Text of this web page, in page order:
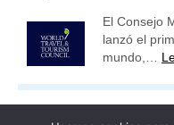
El Consejo
lanzó el
mundo,…